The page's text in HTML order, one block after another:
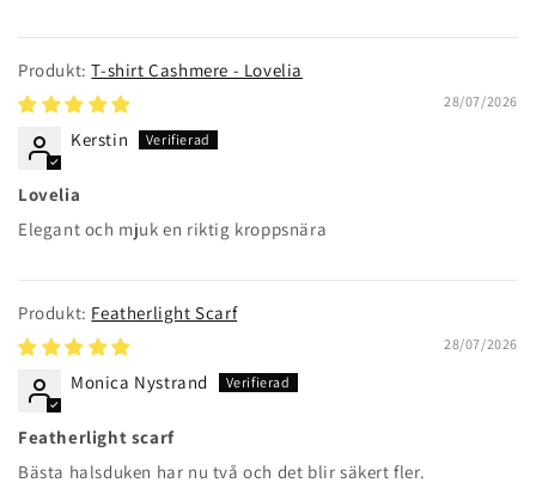
T-shirt Cashmere - Lovelia
28/07/2026
Kerstin
Lovelia
Elegant och mjuk en riktig kroppsnära
Featherlight Scarf
28/07/2026
Monica Nystrand
Featherlight scarf
Bästa halsduken har nu två och det blir säkert fler.